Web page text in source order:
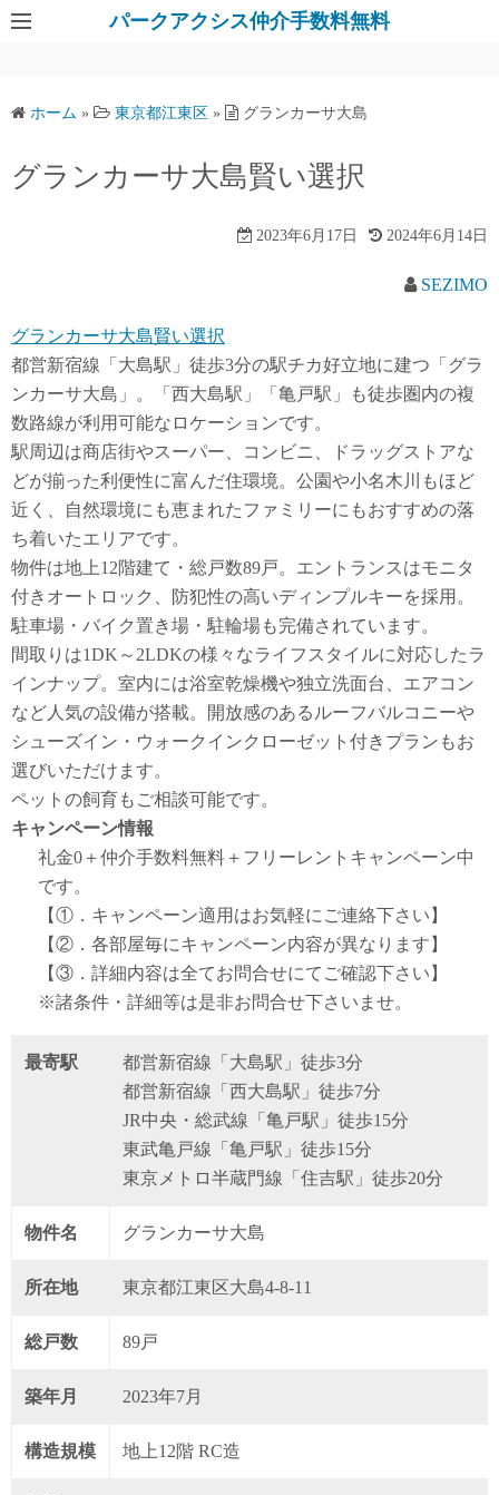
パークアクシス仲介手数料無料
ホーム » 東京都江東区 » グランカーサ大島
グランカーサ大島賢い選択
2023年6月17日 2024年6月14日
SEZIMO
グランカーサ大島賢い選択
都営新宿線「大島駅」徒歩3分の駅チカ好立地に建つ「グラ
ンカーサ大島」。「西大島駅」「亀戸駅」も徒歩圏内の複
数路線が利用可能なロケーションです。
駅周辺は商店街やスーパー、コンビニ、ドラッグストアな
どが揃った利便性に富んだ住環境。公園や小名木川もほど
近く、自然環境にも恵まれたファミリーにもおすすめの落
ち着いたエリアです。
物件は地上12階建て・総戸数89戸。エントランスはモニタ
付きオートロック、防犯性の高いディンプルキーを採用。
駐車場・バイク置き場・駐輪場も完備されています。
間取りは1DK～2LDKの様々なライフスタイルに対応したラ
インナップ。室内には浴室乾燥機や独立洗面台、エアコン
など人気の設備が搭載。開放感のあるルーフバルコニーや
シューズイン・ウォークインクローゼット付きプランもお
選びいただけます。
ペットの飼育もご相談可能です。
キャンペーン情報
礼金0 ＋仲介手数料無料 ＋ フリーレント キャンペーン中
です。
【①．キャンペーン適用はお気軽にご連絡下さい】
【②．各部屋毎にキャンペーン内容が異なります】
【③．詳細内容は全てお問合せにてご確認下さい】
※諸条件・詳細等は是非お問合せ下さいませ。
最寄駅
都営新宿線「大島駅」徒歩3分
都営新宿線「西大島駅」徒歩7分
JR中央・総武線「亀戸駅」徒歩15分
東武亀戸線「亀戸駅」徒歩15分
東京メトロ半蔵門線「住吉駅」徒歩20分
物件名 グランカーサ大島
所在地 東京都江東区大島4-8-11
総戸数 89戸
築年月 2023年7月
構造規模 地上12階 RC造